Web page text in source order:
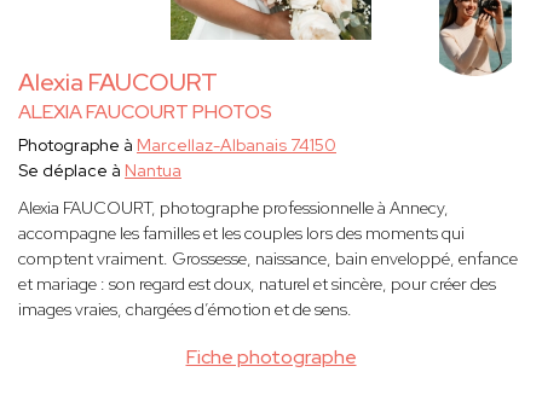
Alexia FAUCOURT
ALEXIA FAUCOURT PHOTOS
Fiche photographe
Photographe à Marcellaz-Albanais 74150
Se déplace à Nantua
Alexia FAUCOURT, photographe professionnelle à Annecy,
accompagne les familles et les couples lors des moments qui
comptent vraiment. Grossesse, naissance, bain enveloppé, enfance
et mariage : son regard est doux, naturel et sincère, pour créer des
images vraies, chargées d’émotion et de sens.